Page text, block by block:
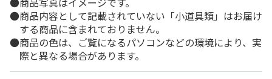
商品内容として記載されていない「小道具類」はお届け
する商品に含まれておりません。
商品の色は、ご覧になるパソコンなどの環境により、実
際と異なる場合があります。